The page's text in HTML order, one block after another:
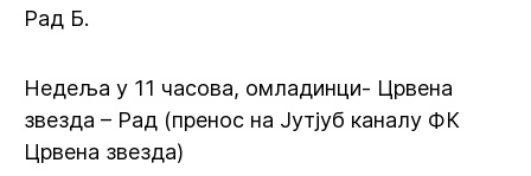
Рад Б.
Недеља у 11 часова, омладинци- Црвена
звезда – Рад (пренос на Јутјуб каналу ФК
Црвена звезда)